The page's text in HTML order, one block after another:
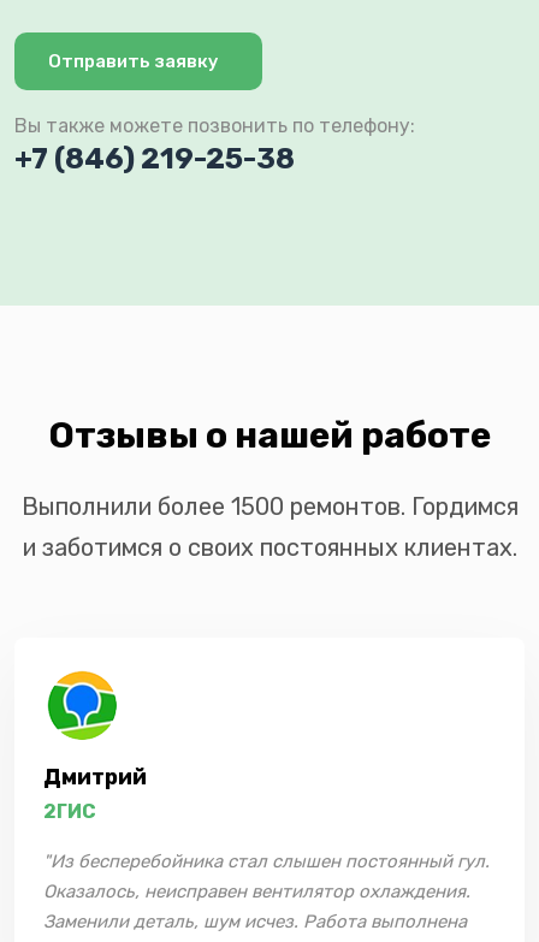
Отправить заявку
Вы также можете позвонить по телефону:
+7 (846) 219-25-38
Отзывы о нашей работе
Выполнили более 1500 ремонтов. Гордимся
и заботимся о своих постоянных клиентах.
Дмитрий
2ГИС
"Из бесперебойника стал слышен постоянный гул.
Оказалось, неисправен вентилятор охлаждения.
Заменили деталь, шум исчез. Работа выполнена